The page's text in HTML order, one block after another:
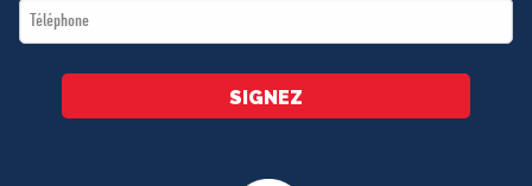
Téléphone
*
SIGNEZ